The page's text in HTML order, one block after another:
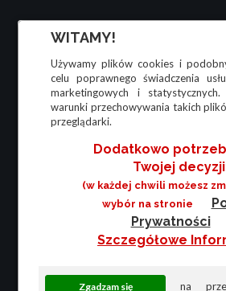
WITAMY!
Używamy plików cookies i
celu poprawnego świadczenia
marketingowych i
warunki przechowywania takich
przeglądarki.
Dodatkowo
Twojej
(w każdej chwili możesz
wybór na stronie
Prywatności
Szczegółowe
na